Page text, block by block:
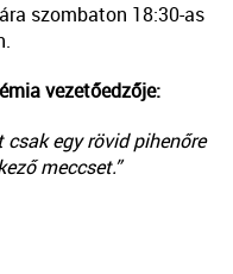
szombaton 18:30-as
vezetőedzője:
egy rövid pihenőre
meccset.”